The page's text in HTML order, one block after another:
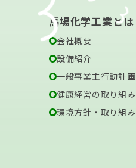
馬場化学工業とは
会社概要
設備紹介
一般事業主行動計画
健康経営の取り組み
環境方針・取り組み